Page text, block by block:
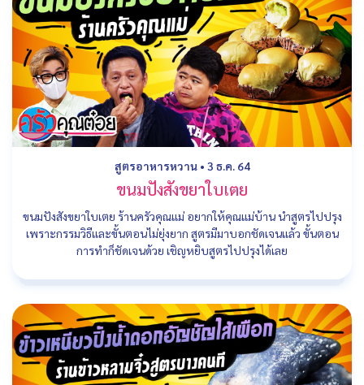
สูตรอาหารหวาน• 3 ธ.ค. 64
ขนมปังสังขยาใบเตย
ขนมปังสังขยาใบเตย ร้านครัวคุณแม่ อยากให้คุณแม่บ้าน นำสูตรไปปรุง
เพราะกรรมวิธีและขั้นตอนไม่ยุ่งยาก สูตรมีมาบอกชัดเจนแล้ว ขั้นตอน
การทำก็ชัดเจนด้วย เชิญหยิบสูตรไปปรุงได้เลย